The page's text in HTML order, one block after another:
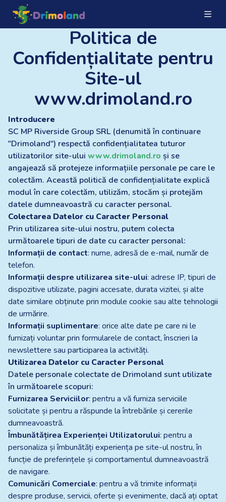
Politica de
Confidențialitate pentru
Site-ul
www.drimoland.ro
Introducere
SC MP Riverside Group SRL (denumită în continuare
"Drimoland") respectă confidențialitatea tuturor
utilizatorilor site-ului www.drimoland.ro și se
angajează să protejeze informațiile personale pe care le
colectăm. Această politică de confidențialitate explică
modul în care colectăm, utilizăm, stocăm și protejăm
datele dumneavoastră cu caracter personal.
Colectarea Datelor cu Caracter Personal
Prin utilizarea site-ului nostru, putem colecta
următoarele tipuri de date cu caracter personal:
Informații de contact: nume, adresă de e-mail, număr de
telefon.
Informații despre utilizarea site-ului: adrese IP, tipuri de
dispozitive utilizate, pagini accesate, durata vizitei, și alte
date similare obținute prin module cookie sau alte tehnologii
de urmărire.
Informații suplimentare: orice alte date pe care ni le
furnizați voluntar prin formularele de contact, înscrieri la
newslettere sau participarea la activități.
Utilizarea Datelor cu Caracter Personal
Datele personale colectate de Drimoland sunt utilizate
în următoarele scopuri:
Furnizarea Serviciilor: pentru a vă furniza serviciile
solicitate și pentru a răspunde la întrebările și cererile
dumneavoastră.
Îmbunătățirea Experienței Utilizatorului: pentru a
personaliza și îmbunătăți experiența pe site-ul nostru, în
funcție de preferințele și comportamentul dumneavoastră
de navigare.
Comunicări Comerciale: pentru a vă trimite informații
despre produse, servicii, oferte și evenimente, dacă ați optat